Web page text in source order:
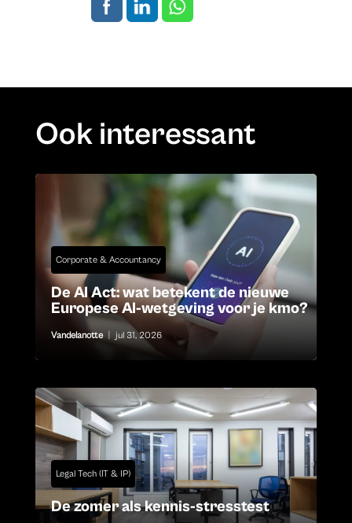
Ook interessant
Corporate & Accountancy
De AI Act: wat betekent de nieuwe
Europese AI-wetgeving voor je kmo?
Vandelanotte | jul 31, 2026
Legal Tech (IT & IP)
De zomer als kennis-stresstest